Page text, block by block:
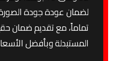
لضمان عودة جودة
تماماً، مع تقديم ضمان
المستبدلة وبأفضل